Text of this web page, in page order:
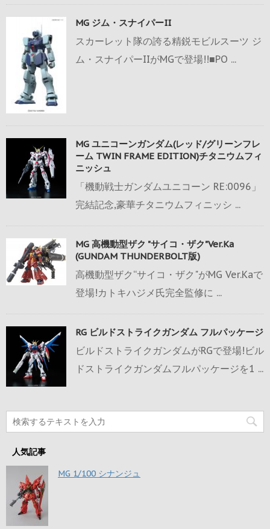
MG ジム・スナイパーII
スカーレット隊の誇る精鋭モビルスーツ ジ
ム・スナイパーIIがMGで登場!!■PO ...
MG ユニコーンガンダム(レッド/グリーンフレ
ーム TWIN FRAME EDITION)チタニウムフィ
ニッシュ
「機動戦士ガンダムユニコーン RE:0096」
完結記念,豪華チタニウムフィニッシ ...
MG 高機動型ザク "サイコ・ザク"Ver.Ka
(GUNDAM THUNDERBOLT版)
高機動型ザク“サイコ・ザク"がMG Ver.Kaで
登場!カトキハジメ氏完全監修に ...
RG ビルドストライクガンダム フルパッケージ
ビルドストライクガンダムがRGで登場!ビル
ドストライクガンダムフルパッケージを1 ...
人気記事
MG 1/100 シナンジュ